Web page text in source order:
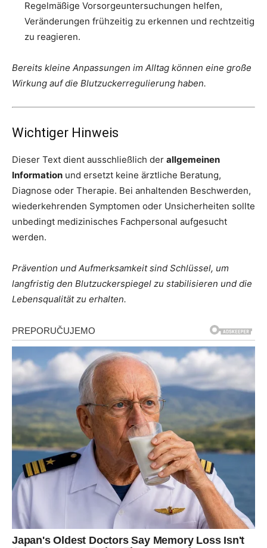
Regelmäßige Vorsorgeuntersuchungen helfen,
Veränderungen frühzeitig zu erkennen und rechtzeitig
zu reagieren.
Bereits kleine Anpassungen im Alltag können eine große
Wirkung auf die Blutzuckerregulierung haben.
Wichtiger Hinweis
Dieser Text dient ausschließlich der allgemeinen
Information und ersetzt keine ärztliche Beratung,
Diagnose oder Therapie. Bei anhaltenden Beschwerden,
wiederkehrenden Symptomen oder Unsicherheiten sollte
unbedingt medizinisches Fachpersonal aufgesucht
werden.
Prävention und Aufmerksamkeit sind Schlüssel, um
langfristig den Blutzuckerspiegel zu stabilisieren und die
Lebensqualität zu erhalten.